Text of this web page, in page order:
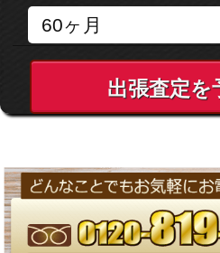
出張査定を